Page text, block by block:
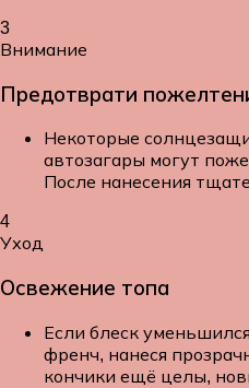
3
Внимание
Предотврати
Некоторые
автозагары могут
После нанесения
4
Уход
Освежение топа
Если блеск
френч, нанеся
кончики ещё целы,